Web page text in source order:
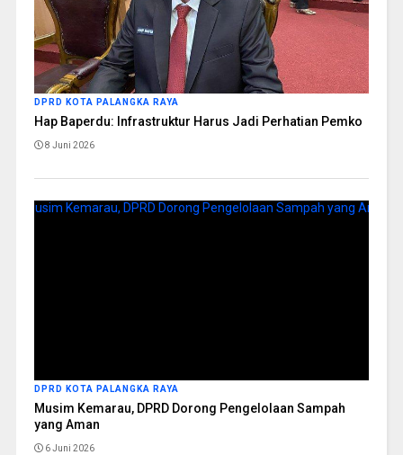
DPRD KOTA PALANGKA RAYA
Hap Baperdu: Infrastruktur Harus Jadi Perhatian Pemko
8 Juni 2026
DPRD KOTA PALANGKA RAYA
Musim Kemarau, DPRD Dorong Pengelolaan Sampah
yang Aman
6 Juni 2026